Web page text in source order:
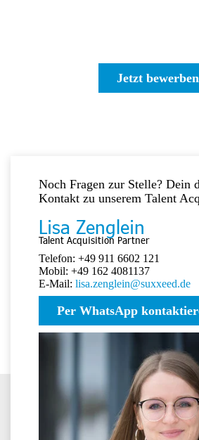
Jetzt bewerben
Noch Fragen zur Stelle? Dein
Kontakt zu unserem Talent
Lisa Zenglein
Talent Acquisition Partner
Telefon: +49 911 6602 121
Mobil: +49 162 4081137
E-Mail: lisa.zenglein@suxxeed.de
Per WhatsApp